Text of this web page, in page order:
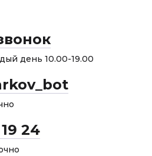
день 10.00-19.00
24